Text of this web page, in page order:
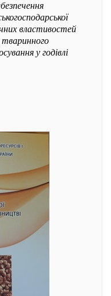
властивостей
тваринного
у годівлі